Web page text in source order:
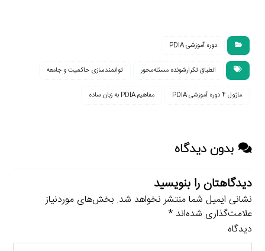
دوره آموزشی PDIA
انطباق تکرارشونده مسئله‌محور توانمندسازی حاکمیت و جامعه
ماژول 4 دوره آموزشی PDIA مفاهیم PDIA به زبان ساده
بدون دیدگاه
دیدگاهتان را بنویسید
نشانی ایمیل شما منتشر نخواهد شد. بخش‌های موردنیاز
علامت‌گذاری شده‌اند*
دیدگاه